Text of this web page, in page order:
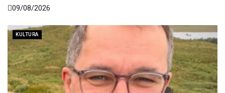
09/08/2026
KULTURA